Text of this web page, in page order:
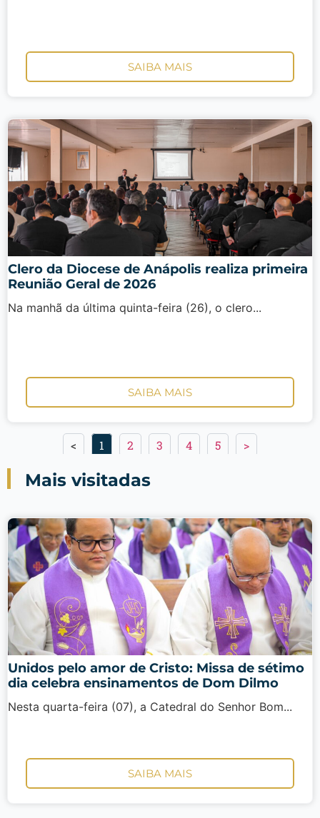
SAIBA MAIS
Clero da Diocese de Anápolis realiza primeira
Reunião Geral de 2026
Na manhã da última quinta-feira (26), o clero...
SAIBA MAIS
< 1 2 3 4 5 >
Mais visitadas
Unidos pelo amor de Cristo: Missa de sétimo
dia celebra ensinamentos de Dom Dilmo
Nesta quarta-feira (07), a Catedral do Senhor Bom...
SAIBA MAIS